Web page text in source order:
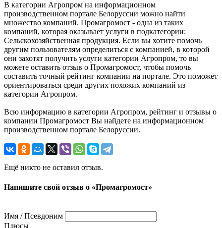
В категории Агропром на информационном
производственном портале Белоруссии можно найти
множество компаний. Промагромост - одна из таких
компаний, которая оказывает услуги в подкатегории:
Сельскохозяйственная продукция. Если вы хотите помочь
другим пользователям определиться с компанией, в которой
они захотят получить услуги категории Агропром, то вы
можете оставить отзыв о Промагромост, чтобы помочь
составить точный рейтинг компании на портале. Это поможет
ориентироваться среди других похожих компаний из
категории Агропром.
Всю информацию в категории Агропром, рейтинг и отзывы о
компании Промагромост Вы найдете на информационном
производственном портале Белоруссии.
Ещё никто не оставил отзыв.
Напишите свой отзыв о «Промагромост»
Имя / Псевдоним
Плюсы